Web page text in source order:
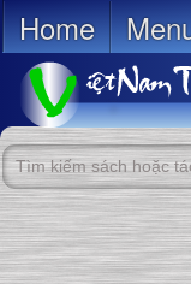
Home